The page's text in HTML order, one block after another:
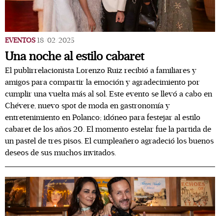
EVENTOS 18/02/2025
Una noche al estilo cabaret
El publirrelacionista Lorenzo Ruiz recibió a familiares y
amigos para compartir la emoción y agradecimiento por
cumplir una vuelta más al sol. Este evento se llevó a cabo en
Chévere, nuevo spot de moda en gastronomía y
entretenimiento en Polanco; idóneo para festejar al estilo
cabaret de los años 20. El momento estelar fue la partida de
un pastel de tres pisos. El cumpleañero agradeció los buenos
deseos de sus muchos invitados.